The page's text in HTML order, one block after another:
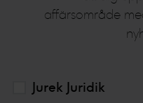
affärsområde
Jurek Juridik